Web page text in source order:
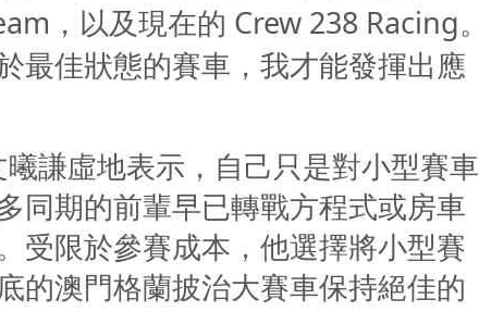
，以及現在的 Crew 238 Racing。
最佳狀態的賽車，我才能發揮出應
謙虛地表示，自己只是對小型賽車
同期的前輩早已轉戰方程式或房車
受限於參賽成本，他選擇將小型賽
的澳門格蘭披治大賽車保持絕佳的